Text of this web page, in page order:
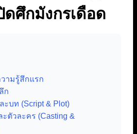
ดศึกมังกรเดือด
ามรู้สึกแรก
ก
ะบท (Script & Plot)
ตัวละคร (Casting &